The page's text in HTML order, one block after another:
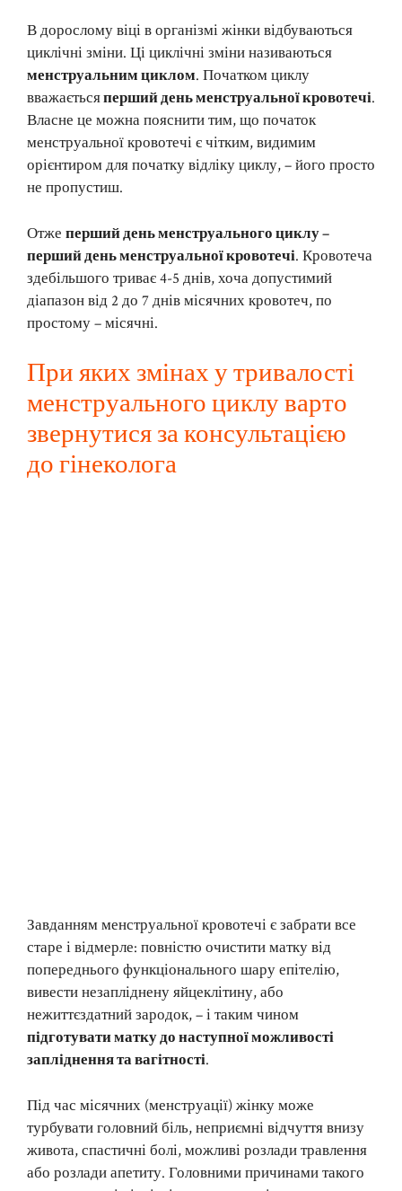
В дорослому віці в організмі жінки відбуваються
циклічні зміни. Ці циклічні зміни називаються
менструальним циклом. Початком циклу
вважаєтьсяперший день менструальної кровотечі.
Власне це можна пояснити тим, що початок
менструальної кровотечі є чітким, видимим
орієнтиром для початку відліку циклу, – його просто
не пропустиш.
Отже перший день менструального циклу –
перший день менструальної кровотечі. Кровотеча
здебільшого триває 4-5 днів, хоча допустимий
діапазон від 2 до 7 днів місячних кровотеч, по
простому – місячні.
При яких змінах у тривалості
менструального циклу варто
звернутися за консультацією
до гінеколога
Завданням менструальної кровотечі є забрати все
старе і відмерле: повністю очистити матку від
попереднього функціонального шару епітелію,
вивести незапліднену яйцеклітину, або
нежиттєздатний зародок, – і таким чином
підготувати матку до наступної можливості
запліднення та вагітності.
Під час місячних (менструації) жінку може
турбувати головний біль, неприємні відчуття внизу
живота, спастичні болі, можливі розлади травлення
або розлади апетиту. Головними причинами такого